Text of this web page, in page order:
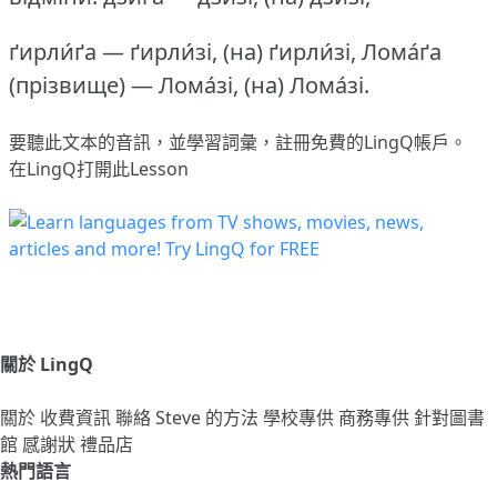
ґирли́ґа — ґирли́зі, (на) ґирли́зі, Лома́ґа
(прізвище) — Лома́зі, (на) Лома́зі.
要聽此文本的音訊，並學習詞彙， 註冊免費的LingQ帳戶。
在LingQ打開此Lesson
關於 LingQ
關於 收費資訊聯絡Steve 的方法 學校專供 商務專供 針對圖書
館 感謝狀禮品店
熱門語言